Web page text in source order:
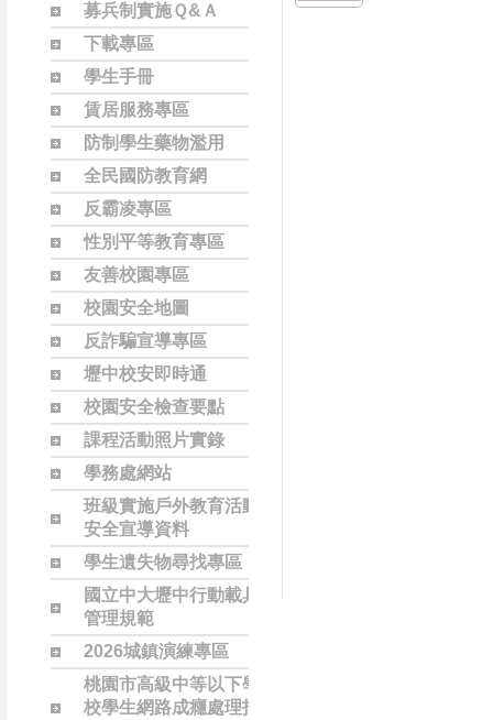
募兵制實施Ｑ&Ａ
下載專區
學生手冊
賃居服務專區
防制學生藥物濫用
全民國防教育網
反霸凌專區
性別平等教育專區
友善校園專區
校園安全地圖
反詐騙宣導專區
壢中校安即時通
校園安全檢查要點
課程活動照片實錄
學務處網站
班級實施戶外教育活動
安全宣導資料
學生遺失物尋找專區
國立中大壢中行動載具
管理規範
2026城鎮演練專區
桃園市高級中等以下學
校學生網路成癮處理指